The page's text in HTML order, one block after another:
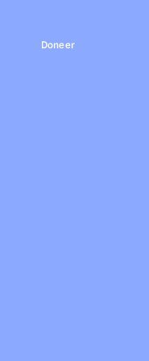
Doneer